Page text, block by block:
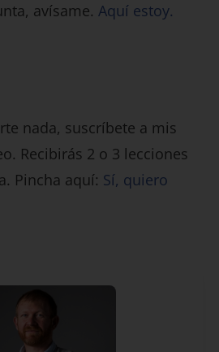
avísame. Aquí estoy.
nada, suscríbete a mis
Recibirás 2 o 3 lecciones
Pincha aquí: Sí, quiero